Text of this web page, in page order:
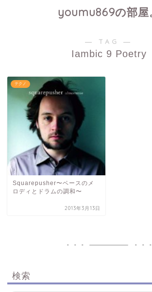
youmu869の部屋
― TAG ―
Iambic 9 Poetry
テクノ
Squarepusher〜ベースのメ
ロディとドラムの調和〜
2013年3月13日
検索